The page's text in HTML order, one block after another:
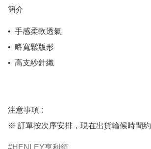
簡介
•  手感柔軟透氣
•  略寬鬆版形
•  高支紗針織
注意事項 :
HENLEY亨利領